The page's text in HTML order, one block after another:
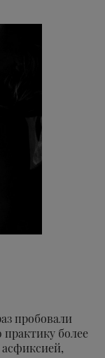
пробовали
более